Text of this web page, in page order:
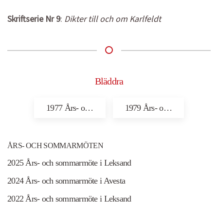
Skriftserie Nr 9: Dikter till och om Karlfeldt
Bläddra
1977 Års- o… 1979 Års- o…
ÅRS- OCH SOMMARMÖTEN
2025 Års- och sommarmöte i Leksand
2024 Års- och sommarmöte i Avesta
2022 Års- och sommarmöte i Leksand